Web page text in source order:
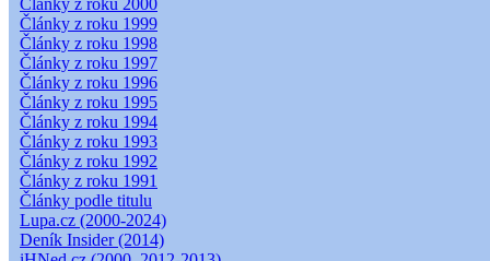
Články z roku 2000
Články z roku 1999
Články z roku 1998
Články z roku 1997
Články z roku 1996
Články z roku 1995
Články z roku 1994
Články z roku 1993
Články z roku 1992
Články z roku 1991
Články podle titulu
Lupa.cz (2000-2024)
Deník Insider (2014)